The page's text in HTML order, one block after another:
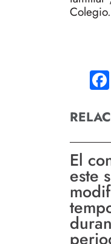
Colegio.
El
este